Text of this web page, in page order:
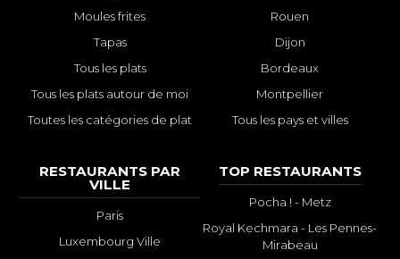
Moules frites
Tapas
Tous les plats
Tous les plats autour de moi
Toutes les catégories de plat
Rouen
Dijon
Bordeaux
Montpellier
Tous les pays et villes
RESTAURANTS PAR
VILLE
Paris
Luxembourg Ville
TOP RESTAURANTS
Pocha ! - Metz
Royal Kechmara - Les Pennes-
Mirabeau